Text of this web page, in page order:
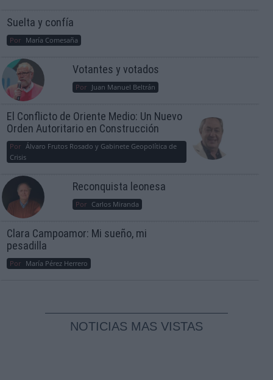
Suelta y confía
Por María Comesaña
Votantes y votados
Por Juan Manuel Beltrán
El Conflicto de Oriente Medio: Un Nuevo
Orden Autoritario en Construcción
Por Álvaro Frutos Rosado y Gabinete Geopolítica de
Crisis
Reconquista leonesa
Por Carlos Miranda
Clara Campoamor: Mi sueño, mi
pesadilla
Por María Pérez Herrero
NOTICIAS MAS VISTAS